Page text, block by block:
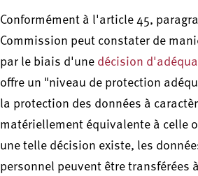
Conformément à l'article 45,
Commission peut constater de
par le biais d'une décision
offre un "niveau de protection
la protection des données à
matériellement équivalente à celle
une telle décision existe, les
personnel peuvent être transférées